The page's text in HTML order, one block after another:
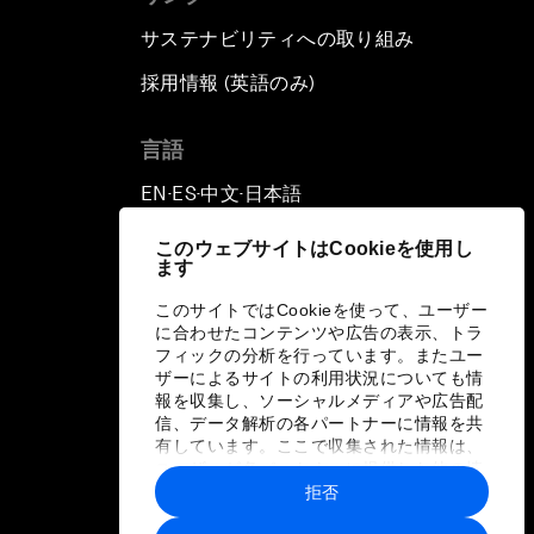
このウェブサイトはCookieを使用し
ます
このサイトではCookieを使って、ユーザー
に合わせたコンテンツや広告の表示、トラ
フィックの分析を行っています。またユー
ザーによるサイトの利用状況についても情
報を収集し、ソーシャルメディアや広告配
信、データ解析の各パートナーに情報を共
有しています。ここで収集された情報は、
ユーザーが各パートナーに提供した他の情
報や各パートナーのサービスを使用した際
に収集された情報と組み合わされ、各パー
拒否
サステナビリティへの取り組み
採用情報 (英語のみ)
言語
EN ▪ ES▪中文▪ 日本語